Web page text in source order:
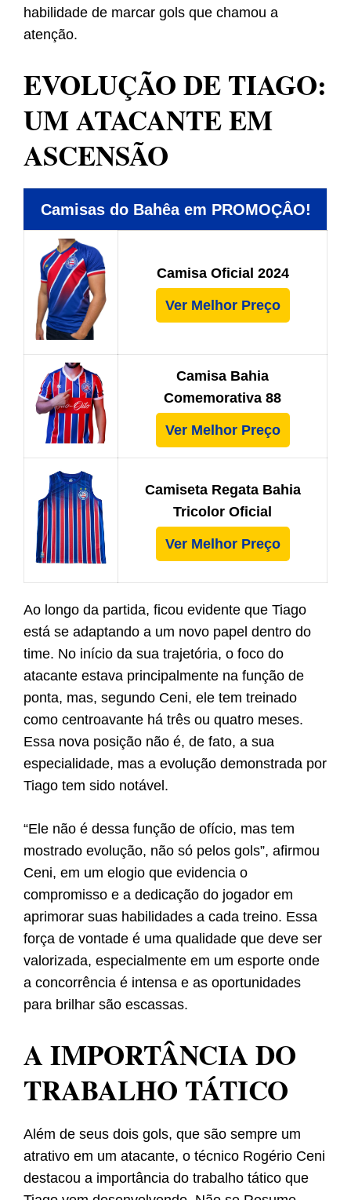
habilidade de marcar gols que chamou a
atenção.
EVOLUÇÃO DE TIAGO:
UM ATACANTE EM
ASCENSÃO
Camisas do Bahêa em PROMOÇÂO!
Camisa Oficial 2024
Ver Melhor Preço
Camisa Bahia
Comemorativa 88
Ver Melhor Preço
Camiseta Regata Bahia
Tricolor Oficial
Ver Melhor Preço
Ao longo da partida, ficou evidente que Tiago
está se adaptando a um novo papel dentro do
time. No início da sua trajetória, o foco do
atacante estava principalmente na função de
ponta, mas, segundo Ceni, ele tem treinado
como centroavante há três ou quatro meses.
Essa nova posição não é, de fato, a sua
especialidade, mas a evolução demonstrada por
Tiago tem sido notável.
“Ele não é dessa função de ofício, mas tem
mostrado evolução, não só pelos gols”, afirmou
Ceni, em um elogio que evidencia o
compromisso e a dedicação do jogador em
aprimorar suas habilidades a cada treino. Essa
força de vontade é uma qualidade que deve ser
valorizada, especialmente em um esporte onde
a concorrência é intensa e as oportunidades
para brilhar são escassas.
A IMPORTÂNCIA DO
TRABALHO TÁTICO
Além de seus dois gols, que são sempre um
atrativo em um atacante, o técnico Rogério Ceni
destacou a importância do trabalho tático que